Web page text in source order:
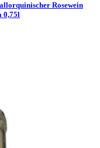
Rosewein
0,75l